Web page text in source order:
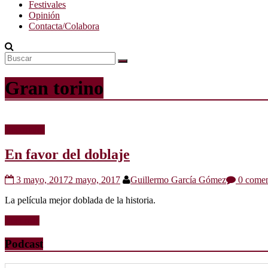
Festivales
Opinión
Contacta/Colabora
Gran torino
En favor del doblaje
3 mayo, 20172 mayo, 2017 Guillermo García Gómez
0
La película mejor doblada de la historia.
Podcast